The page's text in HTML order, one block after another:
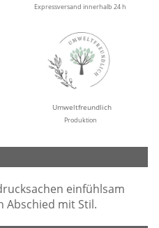
Expressversand innerhalb 24 h
Umweltfreundlich
Produktion
einfühlsam
Abschied mit Stil.